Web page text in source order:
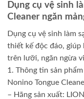
Dụng cụ vệ sinh
Cleaner ngăn
Dụng cụ vệ sinh làm
thiết kế độc đáo, giúp
trên lưỡi, ngăn ngừa
1. Thông tin sản
Nonino Tongue
– Hãng sản xuất: LION